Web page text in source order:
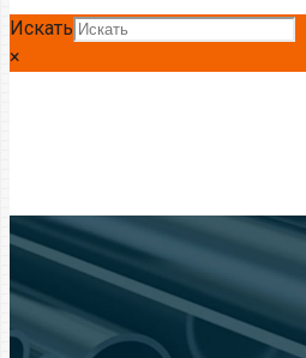
Искать
×